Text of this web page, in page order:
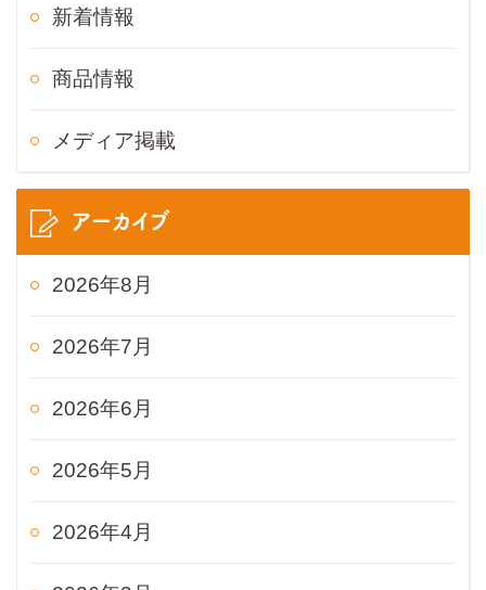
新着情報
商品情報
メディア掲載
アーカイブ
2026年8月
2026年7月
2026年6月
2026年5月
2026年4月